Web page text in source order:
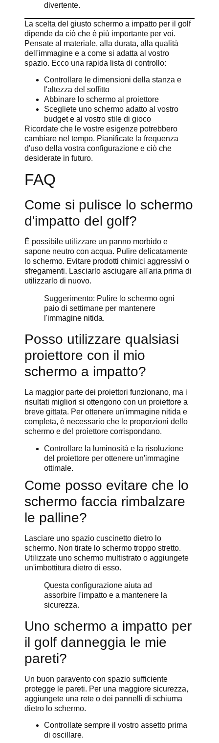
divertente.
La scelta del giusto schermo a impatto per il golf
dipende da ciò che è più importante per voi.
Pensate al materiale, alla durata, alla qualità
dell'immagine e a come si adatta al vostro
spazio. Ecco una rapida lista di controllo:
Controllare le dimensioni della stanza e
l'altezza del soffitto
Abbinare lo schermo al proiettore
Scegliete uno schermo adatto al vostro
budget e al vostro stile di gioco
Ricordate che le vostre esigenze potrebbero
cambiare nel tempo. Pianificate la frequenza
d'uso della vostra configurazione e ciò che
desiderate in futuro.
FAQ
Come si pulisce lo schermo
d'impatto del golf?
È possibile utilizzare un panno morbido e
sapone neutro con acqua. Pulire delicatamente
lo schermo. Evitare prodotti chimici aggressivi o
sfregamenti. Lasciarlo asciugare all'aria prima di
utilizzarlo di nuovo.
Suggerimento: Pulire lo schermo ogni
paio di settimane per mantenere
l'immagine nitida.
Posso utilizzare qualsiasi
proiettore con il mio
schermo a impatto?
La maggior parte dei proiettori funzionano, ma i
risultati migliori si ottengono con un proiettore a
breve gittata. Per ottenere un'immagine nitida e
completa, è necessario che le proporzioni dello
schermo e del proiettore corrispondano.
Controllare la luminosità e la risoluzione
del proiettore per ottenere un'immagine
ottimale.
Come posso evitare che lo
schermo faccia rimbalzare
le palline?
Lasciare uno spazio cuscinetto dietro lo
schermo. Non tirate lo schermo troppo stretto.
Utilizzate uno schermo multistrato o aggiungete
un'imbottitura dietro di esso.
Questa configurazione aiuta ad
assorbire l'impatto e a mantenere la
sicurezza.
Uno schermo a impatto per
il golf danneggia le mie
pareti?
Un buon paravento con spazio sufficiente
protegge le pareti. Per una maggiore sicurezza,
aggiungete una rete o dei pannelli di schiuma
dietro lo schermo.
Controllate sempre il vostro assetto prima
di oscillare.